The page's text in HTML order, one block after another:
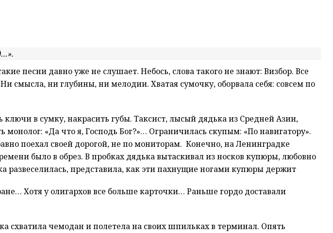
песни давно уже не слушает. Небось, слова такого не знают: Визбор. Все
смысла, ни глубины, ни мелодии. Хватая сумочку, оборвала себя: совсем по
в сумку, накрасить губы. Таксист, лысый дядька из Средней Азии,
«Да что я, Господь Бог?»… Ограничилась скупым: «По навигатору».
поехал своей дорогой, не по мониторам. Конечно, на Ленинградке
было в обрез. В пробках дядька вытаскивал из носков купюры, любовно
развеселилась, представила, как эти пахнущие ногами купюры держит
Хотя у олигархов все больше карточки… Раньше гордо доставали
схватила чемодан и полетела на своих шпильках в терминал. Опять